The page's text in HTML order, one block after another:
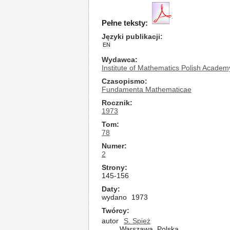
Pełne teksty:
Języki publikacji
EN
Wydawca
Institute of Mathematics Polish
Czasopismo
Fundamenta Mathematicae
Rocznik
1973
Tom
78
Numer
2
Strony
145-156
Daty
wydano
1973
Twórcy
autor
S. Spież